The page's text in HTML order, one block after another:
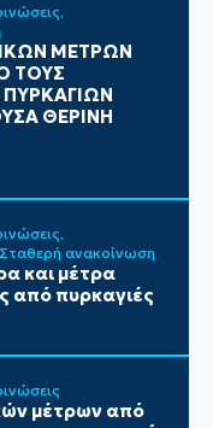
ΜΕΤΡΩΝ
ΤΟΥΣ
ΘΕΡΙΝΗ
Σταθερή ανακοίνωση
και μέτρα
από πυρκαγιές
μέτρων από